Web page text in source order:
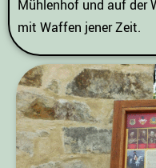
Mühlenhof und auf der
mit Waffen jener Zeit.